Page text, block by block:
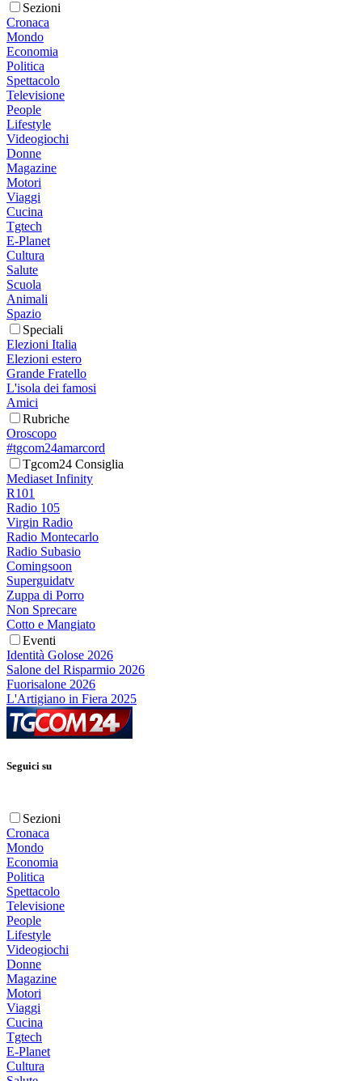
Sezioni
Cronaca
Mondo
Economia
Politica
Spettacolo
Televisione
People
Lifestyle
Videogiochi
Donne
Magazine
Motori
Viaggi
Cucina
Tgtech
E-Planet
Cultura
Salute
Scuola
Animali
Spazio
Speciali
Elezioni Italia
Elezioni estero
Grande Fratello
L'isola dei famosi
Amici
Rubriche
Oroscopo
#tgcom24amarcord
Tgcom24 Consiglia
Mediaset Infinity
R101
Radio 105
Virgin Radio
Radio Montecarlo
Radio Subasio
Comingsoon
Superguidatv
Zuppa di Porro
Non Sprecare
Cotto e Mangiato
Eventi
Identità Golose 2026
Salone del Risparmio 2026
Fuorisalone 2026
L'Artigiano in Fiera 2025
Seguici su
Sezioni
Cronaca
Mondo
Economia
Politica
Spettacolo
Televisione
People
Lifestyle
Videogiochi
Donne
Magazine
Motori
Viaggi
Cucina
Tgtech
E-Planet
Cultura